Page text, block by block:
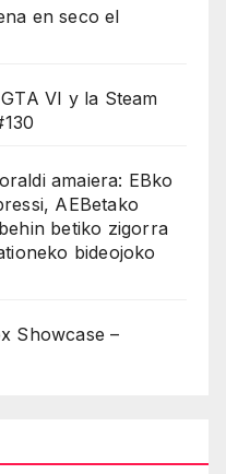
en seco el
VI y la Steam
amaiera: EBko
AEBetako
betiko zigorra
bideojoko
Showcase –